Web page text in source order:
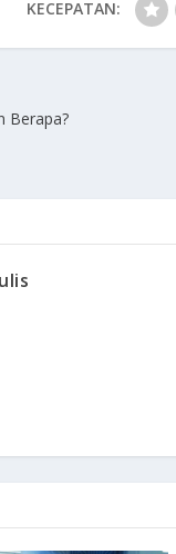
KECEPATAN:
Berapa?